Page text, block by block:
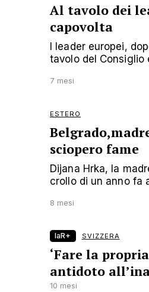
Al tavolo dei
capovolta
I leader europei,
tavolo del Consiglio
7 mesi
ESTERO
sciopero fame
Dijana Hrka, la
crollo di un anno fa
8 mesi
laR+ SVIZZERA
‘Fare la
antidoto
10 mesi